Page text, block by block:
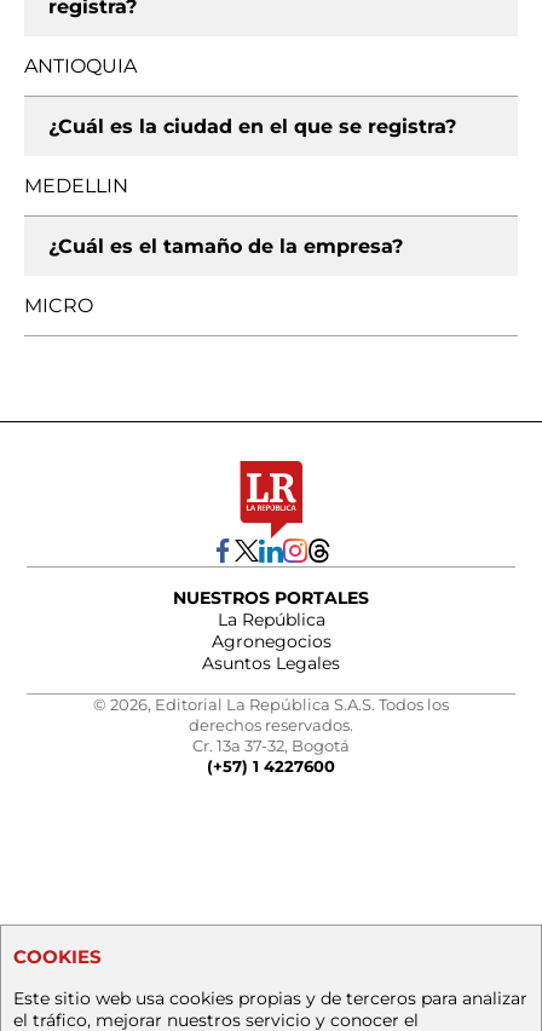
registra?
ANTIOQUIA
¿Cuál es la ciudad en el que se registra?
MEDELLIN
¿Cuál es el tamaño de la empresa?
MICRO
NUESTROS PORTALES
La República
Agronegocios
Asuntos Legales
© 2026, Editorial La República S.A.S. Todos los
derechos reservados.
Cr. 13a 37-32, Bogotá
(+57) 1 4227600
COOKIES
Este sitio web usa cookies propias y de terceros para analizar
el tráfico, mejorar nuestros servicio y conocer el